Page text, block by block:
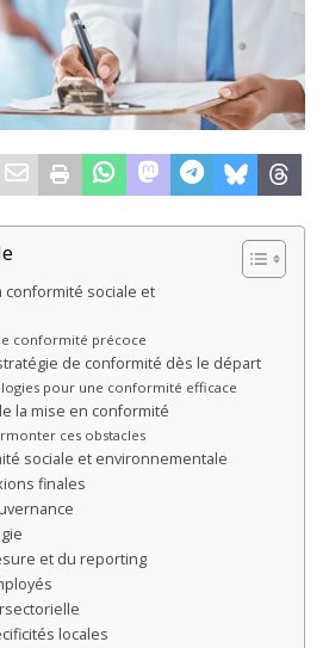
sociale et
conformité précoce
de conformité dès le départ
pour une conformité efficace
la mise en conformité
ces obstacles
sociale et environnementale
finales
et du reporting
locales